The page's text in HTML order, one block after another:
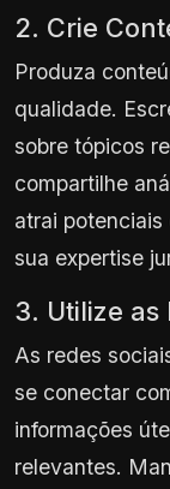
2. Crie
Produza
qualidade.
sobre tópicos
compartilhe
atrai
sua expertise
3. Utilize as
As redes
se conectar
informações
relevantes.